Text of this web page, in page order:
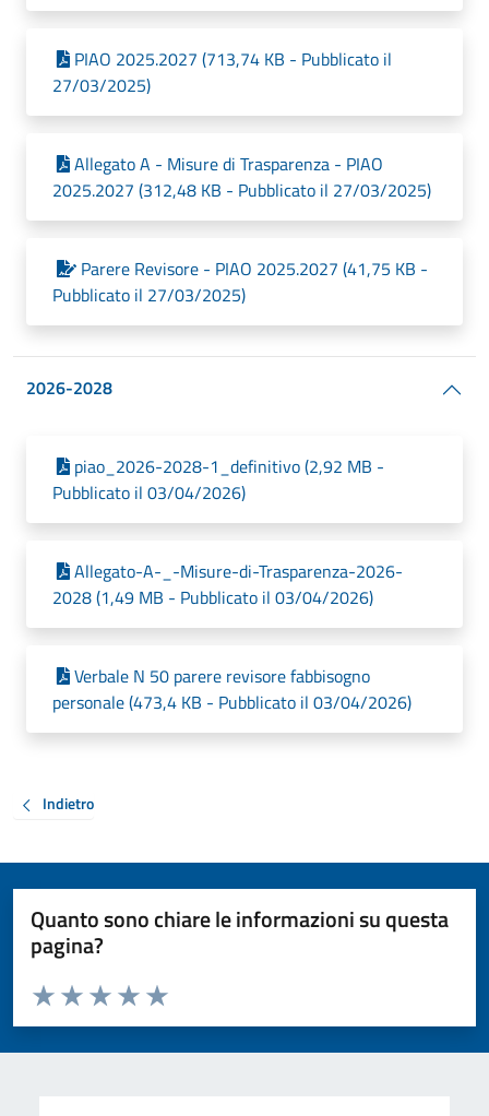
PIAO 2025.2027 (713,74 KB - Pubblicato il
27/03/2025)
Allegato A - Misure di Trasparenza - PIAO
2025.2027 (312,48 KB - Pubblicato il 27/03/2025)
Parere Revisore - PIAO 2025.2027 (41,75 KB -
Pubblicato il 27/03/2025)
2026-2028
piao_2026-2028-1_definitivo (2,92 MB -
Pubblicato il 03/04/2026)
Allegato-A-_-Misure-di-Trasparenza-2026-
2028 (1,49 MB - Pubblicato il 03/04/2026)
Verbale N 50 parere revisore fabbisogno
personale (473,4 KB - Pubblicato il 03/04/2026)
Indietro
Quanto sono chiare le informazioni su questa
pagina?
Valuta da 1 a 5 stelle la pagina
Valuta 5 stelle su 5
Valuta 4 stelle su 5
Valuta 3 stelle su 5
Valuta 2 stelle su 5
Valuta 1 stelle su 5